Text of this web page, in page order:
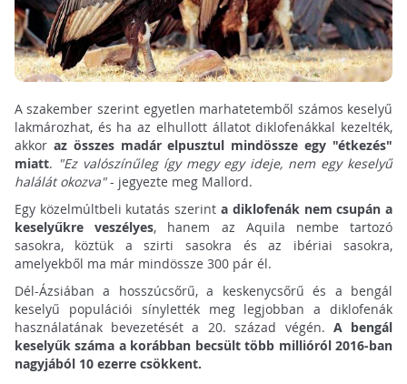
A szakember szerint egyetlen marhatetemből számos keselyű
lakmározhat, és ha az elhullott állatot diklofenákkal kezelték,
akkor az összes madár elpusztul mindössze egy "étkezés"
miatt. "Ez valószínűleg így megy egy ideje, nem egy keselyű
halálát okozva"- jegyezte meg Mallord.
Egy közelmúltbeli kutatás szerint a diklofenák nem csupán a
keselyűkre veszélyes, hanem az Aquila nembe tartozó
sasokra, köztük a szirti sasokra és az ibériai sasokra,
amelyekből ma már mindössze 300 pár él.
Dél-Ázsiában a hosszúcsőrű, a keskenycsőrű és a bengál
keselyű populációi sínylették meg legjobban a diklofenák
használatának bevezetését a 20. század végén. A bengál
keselyűk száma a korábban becsült több millióról 2016-ban
nagyjából 10 ezerre csökkent.